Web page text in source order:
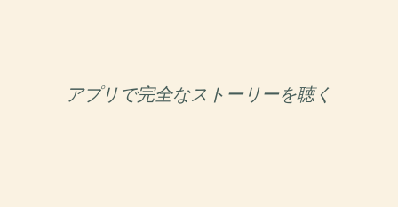
アプリで完全なストーリーを聴く